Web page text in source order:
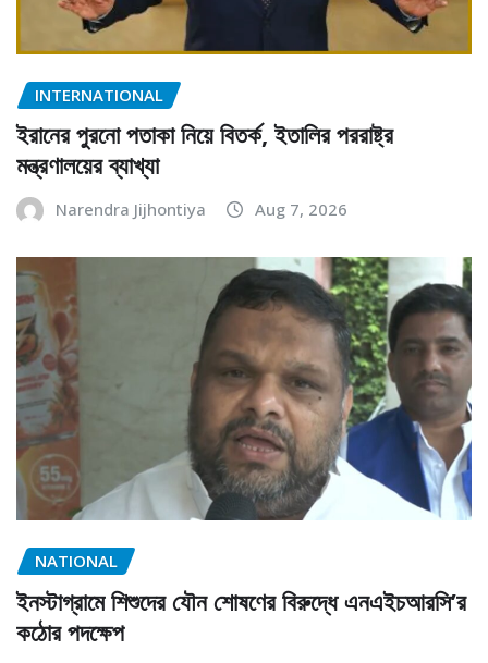
INTERNATIONAL
ইরানের পুরনো পতাকা নিয়ে বিতর্ক, ইতালির পররাষ্ট্র
মন্ত্রণালয়ের ব্যাখ্যা
Narendra Jijhontiya Aug 7, 2026
NATIONAL
ইনস্টাগ্রামে শিশুদের যৌন শোষণের বিরুদ্ধে এনএইচআরসি’র
কঠোর পদক্ষেপ